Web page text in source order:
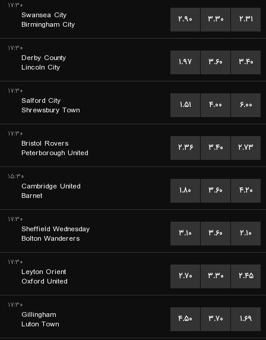
۱۷:۳۰
Swansea City
Birmingham City
۲.۹۰ ۳.۳۰ ۲.۳۱
۱۷:۳۰
Derby County
Lincoln City
۱.۹۷ ۳.۶۰ ۳.۴۰
۱۷:۳۰
Salford City
Shrewsbury Town
۱.۵۱ ۴.۰۰ ۶.۰۰
۱۷:۳۰
Bristol Rovers
Peterborough United
۲.۳۶ ۳.۴۰ ۲.۷۳
۱۵:۳۰
Cambridge United
Barnet
۱.۸۰ ۳.۶۰ ۴.۲۰
۱۷:۳۰
Sheffield Wednesday
Bolton Wanderers
۳.۱۰ ۳.۶۰ ۲.۱۰
۱۷:۳۰
Leyton Orient
Oxford United
۲.۷۰ ۳.۳۰ ۲.۴۵
۱۷:۳۰
Gillingham
Luton Town
۴.۵۰ ۳.۷۰ ۱.۶۹